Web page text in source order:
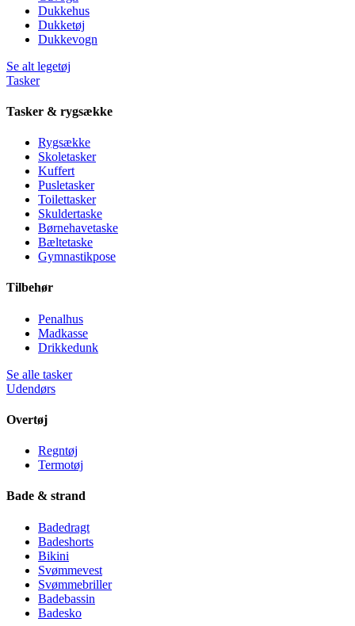
Dukkehus
Dukketøj
Dukkevogn
Se alt legetøj
Tasker
Tasker & rygsække
Rygsække
Skoletasker
Kuffert
Pusletasker
Toilettasker
Skuldertaske
Børnehavetaske
Bæltetaske
Gymnastikpose
Tilbehør
Penalhus
Madkasse
Drikkedunk
Se alle tasker
Udendørs
Overtøj
Regntøj
Termotøj
Bade & strand
Badedragt
Badeshorts
Bikini
Svømmevest
Svømmebriller
Badebassin
Badesko